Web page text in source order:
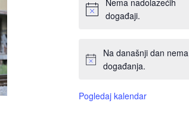
Nema nadolazećih
događaji.
Na današnji dan nema
događanja.
Pogledaj kalendar